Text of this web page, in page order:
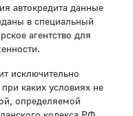
автокредита данные
в специальный
агентство для
исключительно
каких условиях не
определяемой